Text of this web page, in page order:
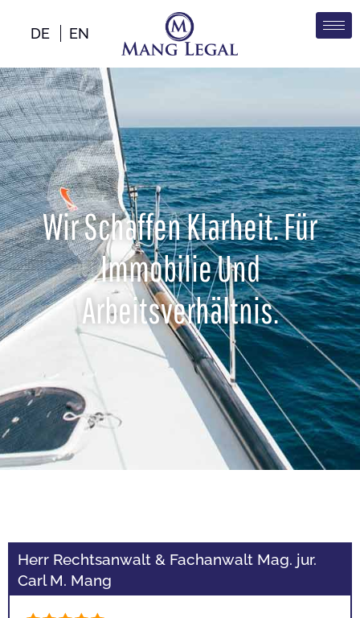
DE EN
Wir Schaffen Klarheit. Für
Immobilie Und
Arbeitsverhältnis.
Herr Rechtsanwalt & Fachanwalt Mag. jur.
Carl M. Mang